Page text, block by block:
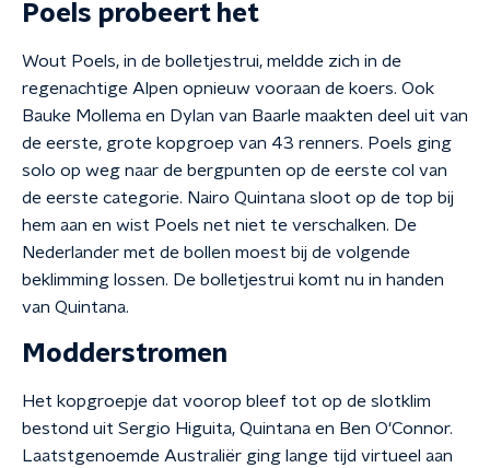
Poels probeert het
Wout Poels, in de bolletjestrui, meldde zich in de
regenachtige Alpen opnieuw vooraan de koers. Ook
Bauke Mollema en Dylan van Baarle maakten deel uit van
de eerste, grote kopgroep van 43 renners. Poels ging
solo op weg naar de bergpunten op de eerste col van
de eerste categorie. Nairo Quintana sloot op de top bij
hem aan en wist Poels net niet te verschalken. De
Nederlander met de bollen moest bij de volgende
beklimming lossen. De bolletjestrui komt nu in handen
van Quintana.
Modderstromen
Het kopgroepje dat voorop bleef tot op de slotklim
bestond uit Sergio Higuita, Quintana en Ben O'Connor.
Laatstgenoemde Australiër ging lange tijd virtueel aan